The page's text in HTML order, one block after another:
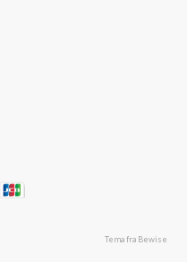
Tema fra Bewise